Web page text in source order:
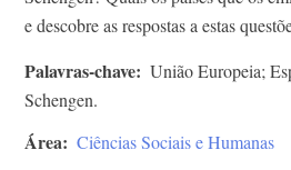
e descobre as respostas a estas
Palavras-chave
União Europeia;
Schengen.
Área Ciências Sociais e Humanas